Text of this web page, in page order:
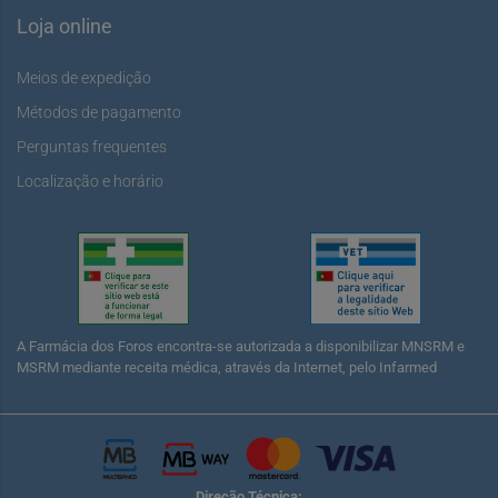
Loja online
Meios de expedição
Métodos de pagamento
Perguntas frequentes
Localização e horário
A Farmácia dos Foros encontra-se autorizada a disponibilizar MNSRM e
MSRM mediante receita médica, através da Internet, pelo Infarmed